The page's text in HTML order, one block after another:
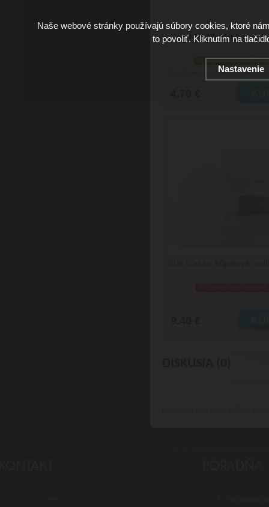
Klar Gentlemens mydlo
skladom viac než 5 ks
Doručenie: v pondelok
Naše webové stránky používajú súbory cookies, ktoré
to povoliť. Kliknutím na
Nastavenie